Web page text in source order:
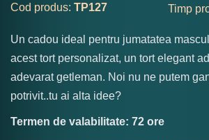
Cod produs: TP127 Timp
Un cadou ideal pentru jumatatea
acest tort personalizat, un tort elegant
adevarat getleman. Noi nu ne putem
potrivit..tu ai alta idee?
Termen de valabilitate: 72 ore